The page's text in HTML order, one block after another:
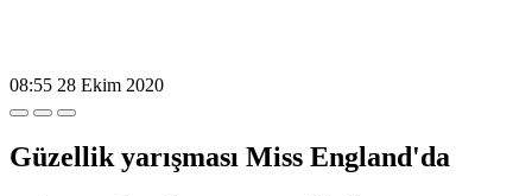
08:55 28 Ekim 2020
Güzellik yarışması Miss England'da